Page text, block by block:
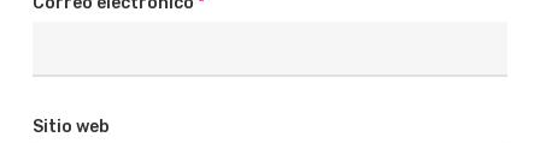
Sitio web